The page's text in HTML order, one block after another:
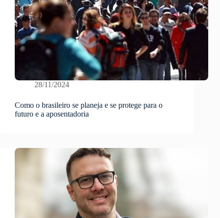
28/11/2024
Como o brasileiro se planeja e se protege para o
futuro e a aposentadoria